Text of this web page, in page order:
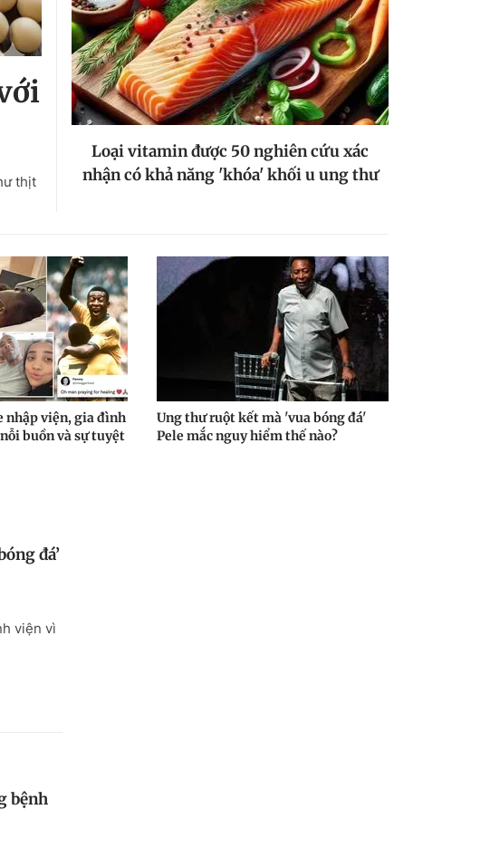
thịt
Loại vitamin được 50 nghiên cứu xác
nhận có khả năng 'khóa' khối u ung thư
nhập viện, gia đình
buồn và sự tuyệt
Ung thư ruột kết mà 'vua bóng đá'
Pele mắc nguy hiểm thế nào?
đá’
viện vì
bệnh